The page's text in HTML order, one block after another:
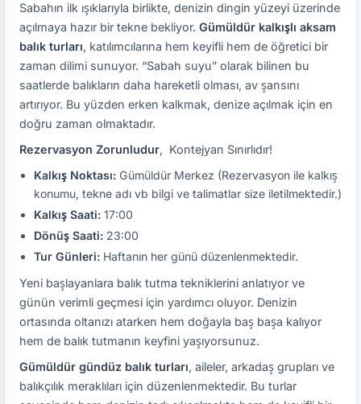
Sabahın ilk ışıklarıyla birlikte, denizin dingin yüzeyi üzerinde
açılmaya hazır bir tekne bekliyor. Gümüldür kalkışlı aksam
balık turları, katılımcılarına hem keyifli hem de öğretici bir
zaman dilimi sunuyor. “Sabah suyu” olarak bilinen bu
saatlerde balıkların daha hareketli olması, av şansını
artırıyor. Bu yüzden erken kalkmak, denize açılmak için en
doğru zaman olmaktadır.
Rezervasyon Zorunludur, Kontejyan Sınırlıdır!
Kalkış Noktası: Gümüldür Merkez (Rezervasyon ile kalkış
konumu, tekne adı vb bilgi ve talimatlar size iletilmektedir.)
Kalkış Saati: 17:00
Dönüş Saati: 23:00
Tur Günleri: Haftanın her günü düzenlenmektedir.
Yeni başlayanlara balık tutma tekniklerini anlatıyor ve
günün verimli geçmesi için yardımcı oluyor. Denizin
ortasında oltanızı atarken hem doğayla baş başa kalıyor
hem de balık tutmanın keyfini yaşıyorsunuz.
Gümüldür gündüz balık turları, aileler, arkadaş grupları ve
balıkçılık meraklıları için düzenlenmektedir. Bu turlar